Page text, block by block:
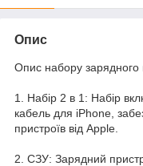
Опис
Опис набору
1. Набір 2 в 1: Набір
кабель для iPhone,
пристроїв від Apple.
2. СЗУ: Зарядний